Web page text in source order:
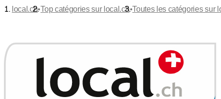
local.ch•Top catégories sur local.ch•Toutes les catégories sur